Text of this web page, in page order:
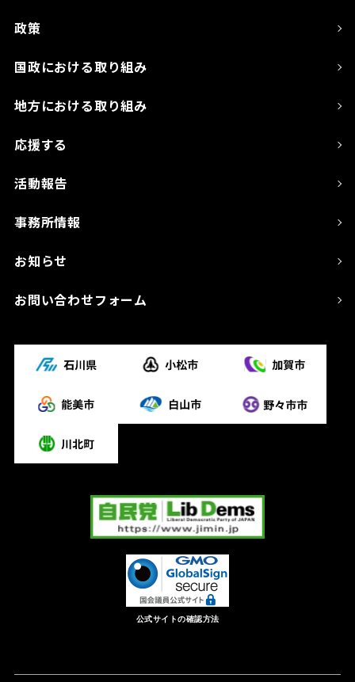
政策
国政における取り組み
地方における取り組み
応援する
活動報告
事務所情報
お知らせ
お問い合わせフォーム
公式サイトの確認方法